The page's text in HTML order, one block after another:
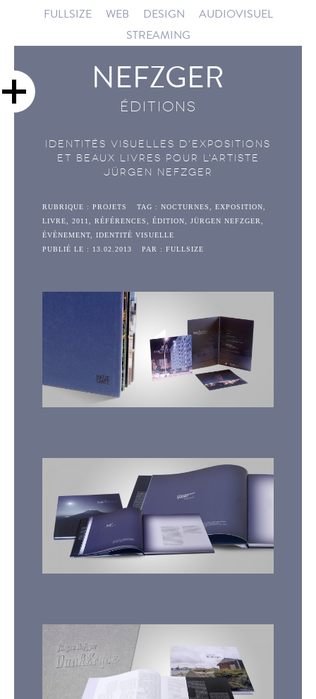
FULLSIZE WEB DESIGN
AUDIOVISUEL
STREAMING
NEFZGER
ÉDITIONS
Identités visuelles d'expositions
et beaux livres pour l'artiste
Jürgen Nefzger
RUBRIQUE : PROJETS TAG : NOCTURNES EXPOSITION
LIVRE
2011 RÉFÉRENCES ÉDITION JÜRGEN NEFZGER
ÉVÈNEMENT
IDENTITÉ VISUELLE
PUBLIÉ LE : 13.02.2013
PAR : FULLSIZE